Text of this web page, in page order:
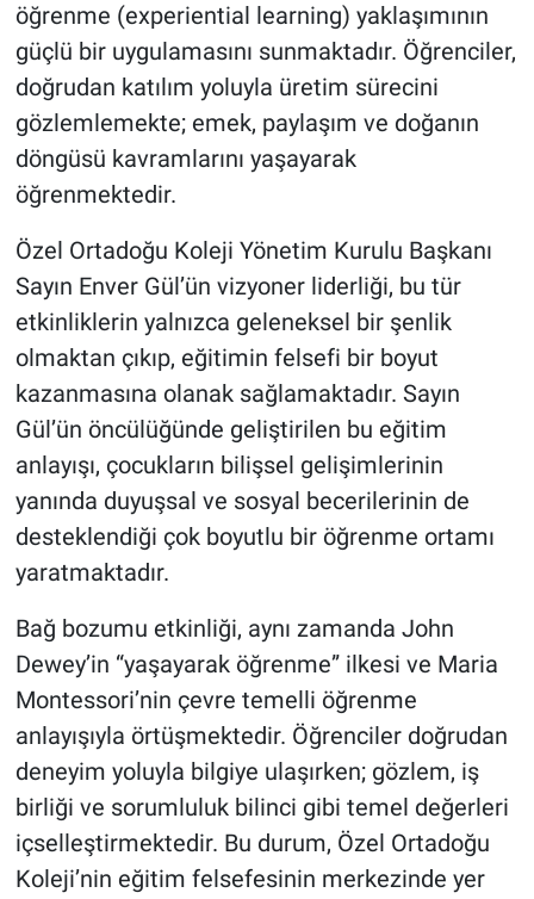
öğrenme (experiential learning) yaklaşımının
güçlü bir uygulamasını sunmaktadır. Öğrenciler,
doğrudan katılım yoluyla üretim sürecini
gözlemlemekte; emek, paylaşım ve doğanın
döngüsü kavramlarını yaşayarak
öğrenmektedir.
Özel Ortadoğu Koleji Yönetim Kurulu Başkanı
Sayın Enver Gül’ün vizyoner liderliği, bu tür
etkinliklerin yalnızca geleneksel bir şenlik
olmaktan çıkıp, eğitimin felsefi bir boyut
kazanmasına olanak sağlamaktadır. Sayın
Gül’ün öncülüğünde geliştirilen bu eğitim
anlayışı, çocukların bilişsel gelişimlerinin
yanında duyuşsal ve sosyal becerilerinin de
desteklendiği çok boyutlu bir öğrenme ortamı
yaratmaktadır.
Bağ bozumu etkinliği, aynı zamanda John
Dewey’in “yaşayarak öğrenme” ilkesi ve Maria
Montessori’nin çevre temelli öğrenme
anlayışıyla örtüşmektedir. Öğrenciler doğrudan
deneyim yoluyla bilgiye ulaşırken; gözlem, iş
birliği ve sorumluluk bilinci gibi temel değerleri
içselleştirmektedir. Bu durum, Özel Ortadoğu
Koleji’nin eğitim felsefesinin merkezinde yer